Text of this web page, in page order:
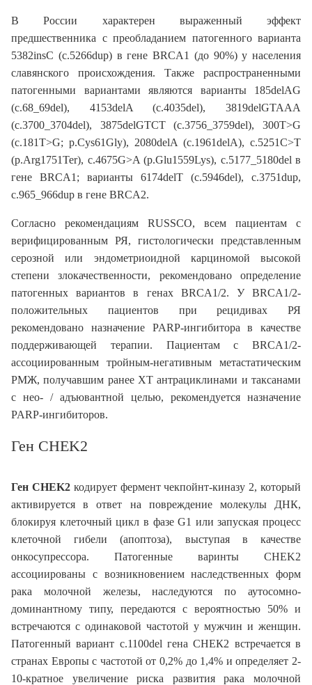
В России характерен выраженный эффект
предшественника с преобладанием патогенного варианта
5382insC (c.5266dup) в гене BRCA1 (до 90%) у населения
славянского происхождения. Также распространенными
патогенными вариантами являются варианты 185delAG
(c.68_69del), 4153delA (c.4035del), 3819delGTAAA
(c.3700_3704del), 3875delGTCT (c.3756_3759del), 300T>G
(c.181T>G; p.Cys61Gly), 2080delA (c.1961delA), c.5251C>T
(p.Arg1751Ter), c.4675G>A (p.Glu1559Lys), c.5177_5180del в
гене BRCA1; варианты 6174delT (c.5946del), c.3751dup,
c.965_966dup в гене BRCA2.
Согласно рекомендациям RUSSCO, всем пациентам с
верифицированным РЯ, гистологически представленным
серозной или эндометриоидной карциномой высокой
степени злокачественности, рекомендовано определение
патогенных вариантов в генах BRCA1/2. У BRCA1/2-
положительных пациентов при рецидивах РЯ
рекомендовано назначение PARP-ингибитора в качестве
поддерживающей терапии. Пациентам с BRCA1/2-
ассоциированным тройным-негативным метастатическим
РМЖ, получавшим ранее ХТ антрациклинами и таксанами
с нео- / адъювантной целью, рекомендуется назначение
PARP-ингибиторов.
Ген CHEK2
Ген CHEK2кодирует фермент чекпойнт-киназу 2, который
активируется в ответ на повреждение молекулы ДНК,
блокируя клеточный цикл в фазе G1 или запуская процесс
клеточной гибели (апоптоза), выступая в качестве
онкосупрессора. Патогенные варинты CHEK2
ассоциированы с возникновением наследственных форм
рака молочной железы, наследуются по аутосомно-
доминантному типу, передаются с вероятностью 50% и
встречаются с одинаковой частотой у мужчин и женщин.
Патогенный вариант c.1100del гена СНЕК2 встречается в
странах Европы с частотой от 0,2% до 1,4% и определяет 2-
10-кратное увеличение риска развития рака молочной